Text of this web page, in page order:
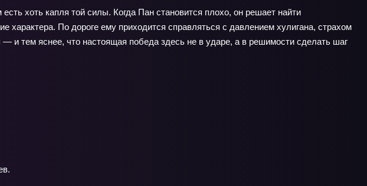
хоть капля той силы. Когда Пан становится плохо, он решает найти
По дороге ему приходится справляться с давлением хулигана, страхом
и тем яснее, что настоящая победа здесь не в ударе, а в решимости сделать шаг